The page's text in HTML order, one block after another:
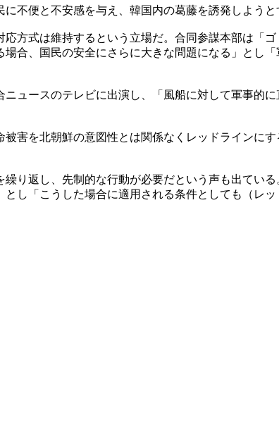
不便と不安感を与え、韓国内の葛藤を誘発しようと
方式は維持するという立場だ。合同参謀本部は「
合、国民の安全にさらに大きな問題になる」とし
ュースのテレビに出演し、「風船に対して軍事的
害を北朝鮮の意図性とは関係なくレッドラインに
り返し、先制的な行動が必要だという声も出てい
し「こうした場合に適用される条件としても（レッ